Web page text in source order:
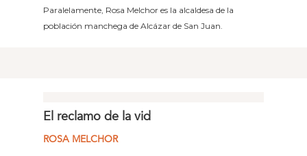
Paralelamente, Rosa Melchor es la alcaldesa de la
población manchega de Alcázar de San Juan.
El reclamo de la vid
ROSA MELCHOR